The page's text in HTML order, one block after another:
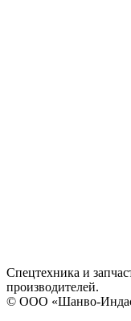
Спецтехника и
производителей.
©️ ООО «Шанво-